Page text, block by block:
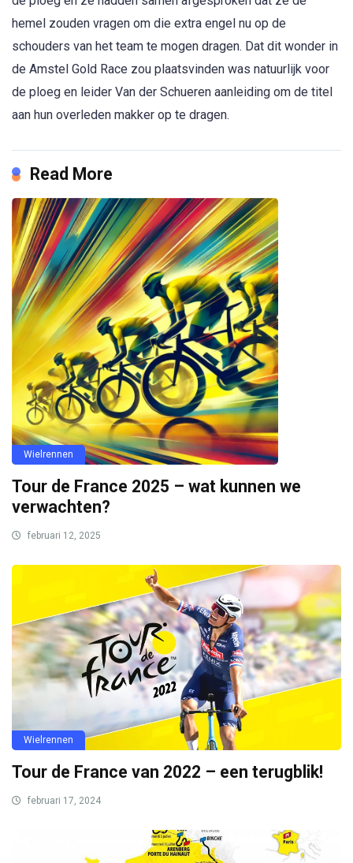
hemel zouden vragen om die extra engel nu op de
schouders van het team te mogen dragen. Dat dit wonder in
de Amstel Gold Race zou plaatsvinden was natuurlijk voor
de ploeg en leider Van der Schueren aanleiding om de titel
aan hun overleden makker op te dragen.
Read More
Wielrennen
Tour de France 2025 – wat kunnen we
verwachten?
februari 12, 2025
Wielrennen
Tour de France van 2022 – een terugblik!
februari 17, 2024